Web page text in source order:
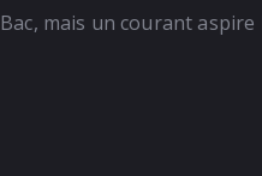
mais un courant aspire